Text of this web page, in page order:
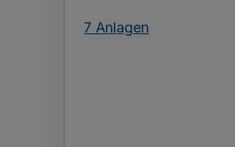
7 Anlagen